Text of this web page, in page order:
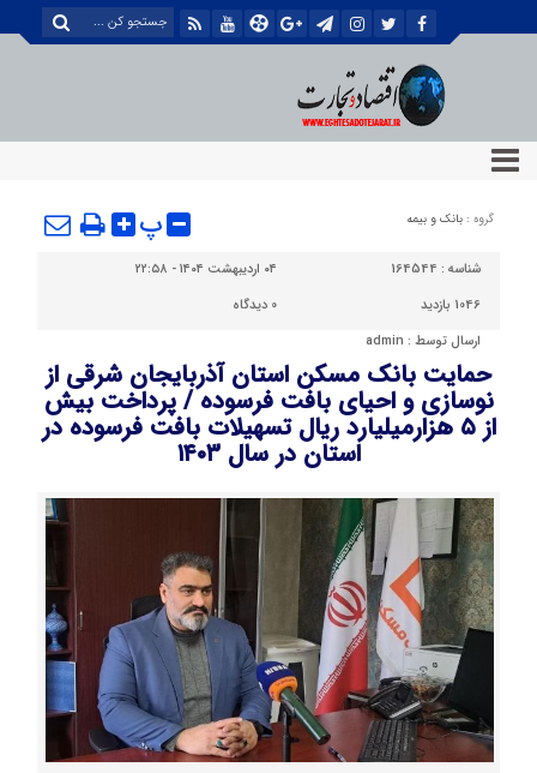
گروه : بانک و بیمه پ
شناسه : 164544
۰۴ اردیبهشت ۱۴۰۴ - ۲۲:۵۸
1046 بازدید
0 دیدگاه
ارسال توسط : admin
حمایت بانک مسکن استان آذربایجان شرقی از
نوسازی و احیای بافت فرسوده / پرداخت بیش
از ۵ هزارمیلیارد ریال تسهیلات بافت فرسوده در
استان در سال ۱۴۰۳